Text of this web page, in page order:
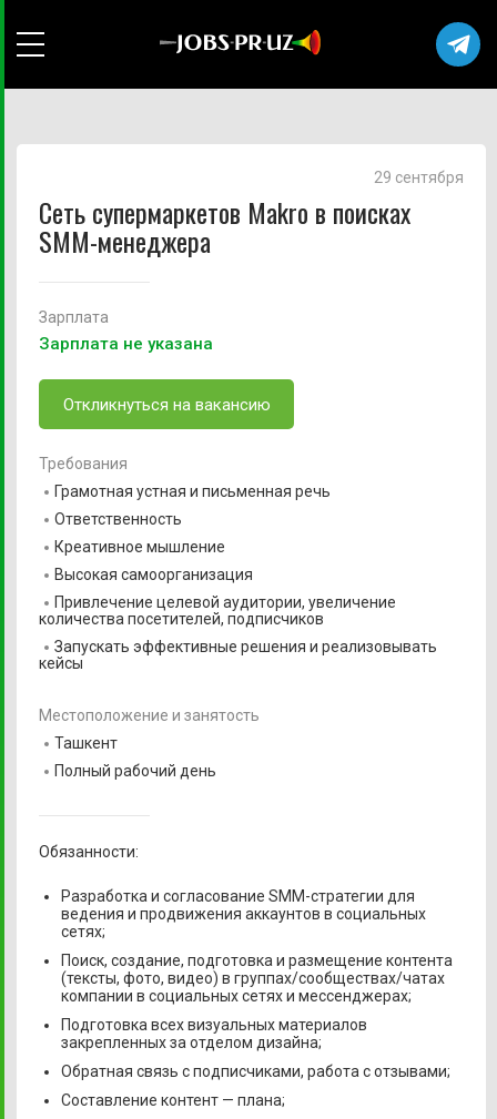
Сеть супермаркетов Makro в поисках
SMM-менеджера
29 сентября
Зарплата
Зарплата не указана
Откликнуться на вакансию
Требования
Грамотная устная и письменная речь
Ответственность
Креативное мышление
Высокая самоорганизация
Привлечение целевой аудитории, увеличение
количества посетителей, подписчиков
Запускать эффективные решения и реализовывать
кейсы
Местоположение и занятость
Ташкент
Полный рабочий день
Обязанности:
Разработка и согласование SMM-стратегии для
ведения и продвижения аккаунтов в социальных
сетях;
Поиск, создание, подготовка и размещение контента
(тексты, фото, видео) в группах/сообществах/чатах
компании в социальных сетях и мессенджерах;
Подготовка всех визуальных материалов
закрепленных за отделом дизайна;
Обратная связь с подписчиками, работа с отзывами;
Составление контент — плана;